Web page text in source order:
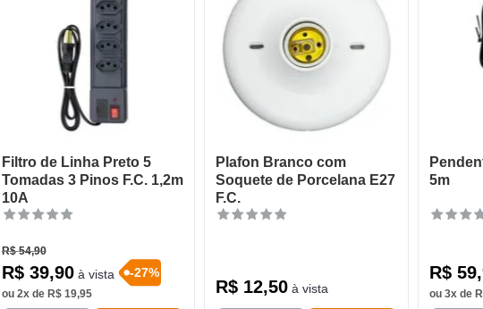
Filtro de Linha Preto 5
Tomadas 3 Pinos F.C. 1,2m
10A
R$ 54,90
R$ 39,90à vista -27%
ou 2x de R$ 19,95
Plafon Branco com
Soquete de Porcelana E27
F.C.
R$ 12,50à vista
5m
R$ 59,
ou 3x de